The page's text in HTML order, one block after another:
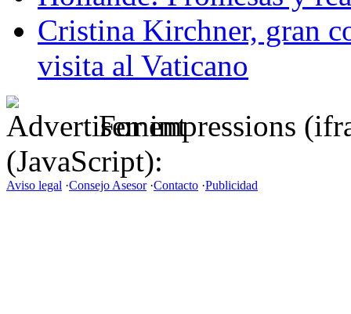
Cristina Kirchner, gran
visita al Vaticano
For impressions
(JavaScript):
Aviso legal ·Consejo Asesor·Contacto ·Publicidad